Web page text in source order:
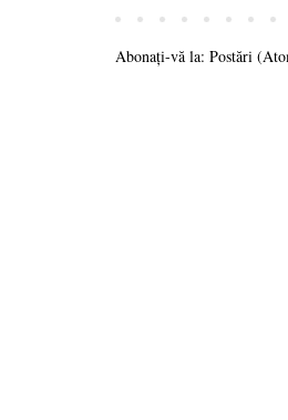
Abonați-vă la: Postări